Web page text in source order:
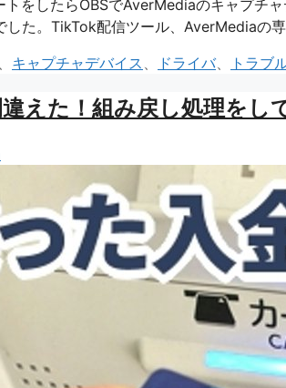
をしたらOBSでAverMediaのキャプチ
した。TikTok配信ツール、AverMediaの
、 キャプチャデバイス 、 ドライバ、 トラブ
えた！組み戻し処理をし